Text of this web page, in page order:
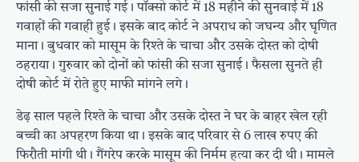
फांसी की सजा सुनाई गई। पॉक्सो कोर्ट में 18 महीने की सुनवाई में 18
गवाहों की गवाही हुई। इसके बाद कोर्ट ने अपराध को जघन्य और घृणित
माना। बुधवार को मासूम के रिश्ते के चाचा और उसके दोस्त को दोषी
ठहराया। गुरुवार को दोनों को फांसी की सजा सुनाई। फैसला सुनते ही
दोषी कोर्ट में रोते हुए माफी मांगने लगे।
डेढ़ साल पहले रिश्ते के चाचा और उसके दोस्त ने घर के बाहर खेल रही
बच्ची का अपहरण किया था। इसके बाद परिवार से 6 लाख रुपए की
फिरौती मांगी थी। गैंगरेप करके मासूम की निर्मम हत्या कर दी थी। मामले